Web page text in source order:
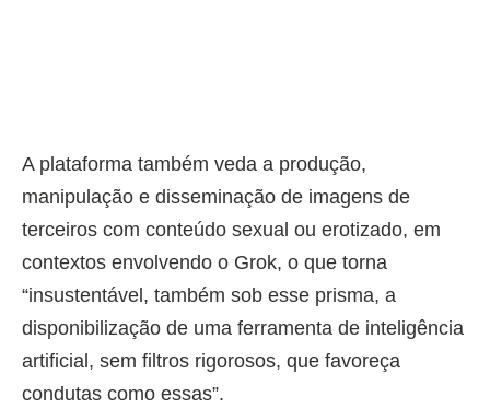
A plataforma também veda a produção,
manipulação e disseminação de imagens de
terceiros com conteúdo sexual ou erotizado, em
contextos envolvendo o Grok, o que torna
“insustentável, também sob esse prisma, a
disponibilização de uma ferramenta de inteligência
artificial, sem filtros rigorosos, que favoreça
condutas como essas”.